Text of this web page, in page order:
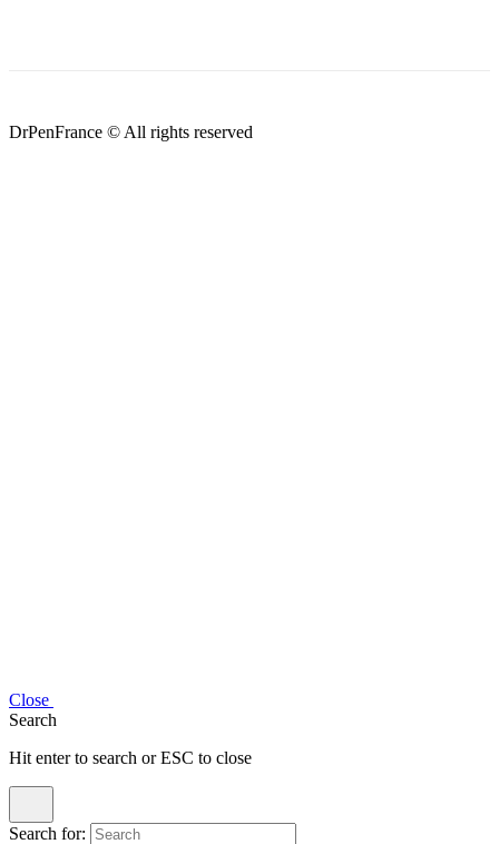
DrPenFrance © All rights reserved
Close
Search
Hit enter to search or ESC to close
Search for: